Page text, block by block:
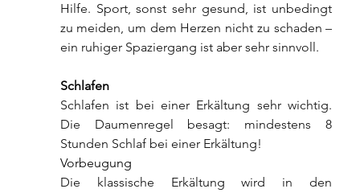
Hilfe. Sport, sonst sehr gesund, ist unbedingt
zu meiden, um dem Herzen nicht zu schaden –
ein ruhiger Spaziergang ist aber sehr sinnvoll.
Schlafen
Schlafen ist bei einer Erkältung sehr wichtig.
Die Daumenregel besagt: mindestens 8
Stunden Schlaf bei einer Erkältung!
Vorbeugung
Die klassische Erkältung wird in den